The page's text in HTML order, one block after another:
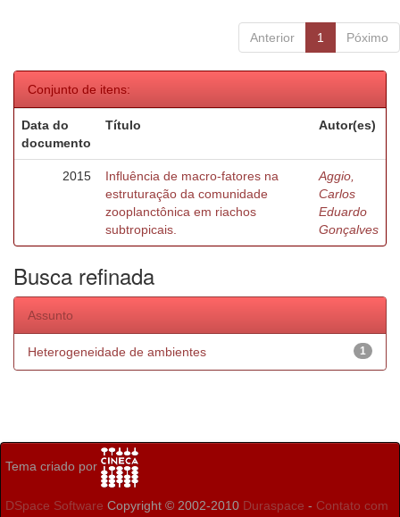
Anterior 1 Póximo
Conjunto de itens:
Data do
documento
Título Autor(es)
2015
Influência de macro-fatores na
estruturação da comunidade
zooplanctônica em riachos
subtropicais.
Aggio,
Carlos
Eduardo
Gonçalves
Busca refinada
Assunto
1
Heterogeneidade de ambientes
Tema criado por
DSpace Software Copyright © 2002-2010 Duraspace - Contato com